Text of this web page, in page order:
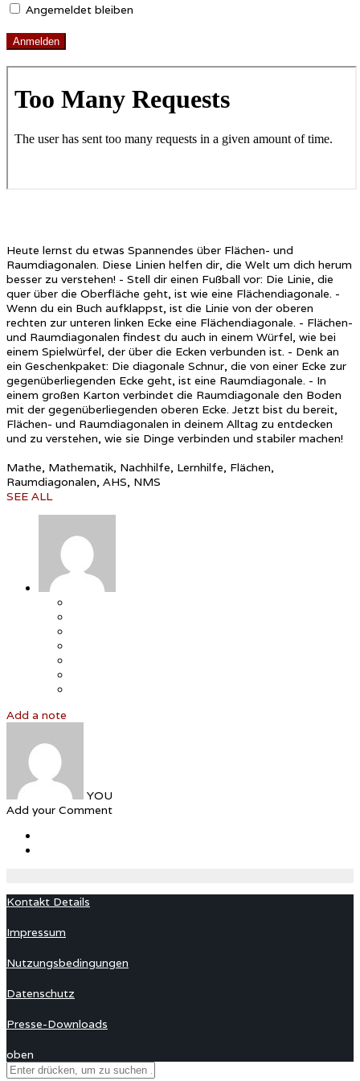
Angemeldet bleiben
Heute lernst du etwas Spannendes über Flächen- und
Raumdiagonalen. Diese Linien helfen dir, die Welt um dich herum
besser zu verstehen! - Stell dir einen Fußball vor: Die Linie, die
quer über die Oberfläche geht, ist wie eine Flächendiagonale. -
Wenn du ein Buch aufklappst, ist die Linie von der oberen
rechten zur unteren linken Ecke eine Flächendiagonale. - Flächen-
und Raumdiagonalen findest du auch in einem Würfel, wie bei
einem Spielwürfel, der über die Ecken verbunden ist. - Denk an
ein Geschenkpaket: Die diagonale Schnur, die von einer Ecke zur
gegenüberliegenden Ecke geht, ist eine Raumdiagonale. - In
einem großen Karton verbindet die Raumdiagonale den Boden
mit der gegenüberliegenden oberen Ecke. Jetzt bist du bereit,
Flächen- und Raumdiagonalen in deinem Alltag zu entdecken
und zu verstehen, wie sie Dinge verbinden und stabiler machen!
Mathe, Mathematik, Nachhilfe, Lernhilfe, Flächen,
Raumdiagonalen, AHS, NMS
SEE ALL
Add a note
YOU
Add your Comment
Kontakt Details
Impressum
Nutzungsbedingungen
Datenschutz
Presse-Downloads
oben